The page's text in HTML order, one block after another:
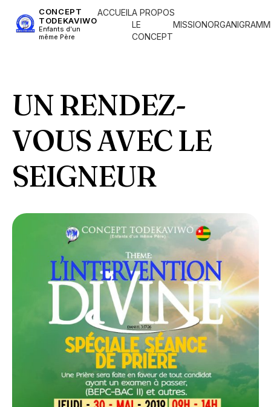
CONCEPT
TODEKAVIWO
Enfants d'un
même Père
ACCUEILA PROPOS
LE
CONCEPT
MISSION
UN RENDEZ-
VOUS AVEC LE
SEIGNEUR